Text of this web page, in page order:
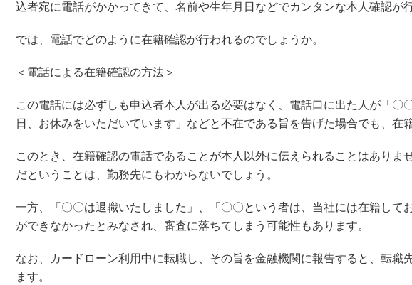
込者宛に電話がかかってきて、名前や生年月日などでカンタンな本人確認が
では、電話でどのように在籍確認が行われるのでしょうか。
＜電話による在籍確認の方法＞
この電話には必ずしも申込者本人が出る必要はなく、電話口に出た人が「〇
日、お休みをいただいています」などと不在である旨を告げた場合でも、在
このとき、在籍確認の電話であることが本人以外に伝えられることはありま
だということは、勤務先にもわからないでしょう。
一方、「〇〇は退職いたしました」、「〇〇という者は、当社には在籍して
ができなかったとみなされ、審査に落ちてしまう可能性もあります。
なお、カードローン利用中に転職し、その旨を金融機関に報告すると、転職
ます。